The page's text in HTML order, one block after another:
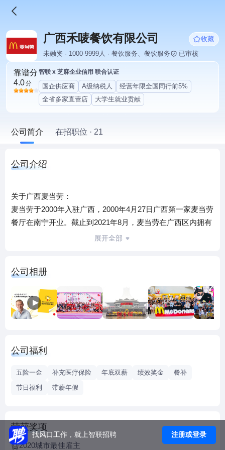
广西禾唛餐饮有限公司
收藏
未融资 · 1000-9999人 · 餐饮服务、餐饮服务
已审核
靠谱分
4.0分
智联 x 芝麻企业信用 联合认证
国企供应商 A级纳税人
经营年限全国同行前5%
全省多家直营店
大学生就业贡献
公司简介 在招职位 · 21
公司介绍
关于广西麦当劳：
麦当劳于2000年入驻广西，2000年4月27日广西第一家麦当劳
餐厅在南宁开业。截止到2021年8月，麦当劳在广西区内拥有
75家餐厅，64家甜品站，12家麦咖啡。麦当劳秉承品质、服
给每一位光临麦当劳的顾客。广西禾唛餐饮有限公司为麦当
劳在广西的发展式被特许经营商，拥有广西所有麦当劳餐厅
的经营权和开发权。
展开全部
公司相册
公司福利
五险一金 补充医疗保险 年底双薪 绩效奖金
餐补
节日福利
带薪年假
荣获奖项
2020城市最佳雇主
找风口工作，就上智联招聘 注册或登录